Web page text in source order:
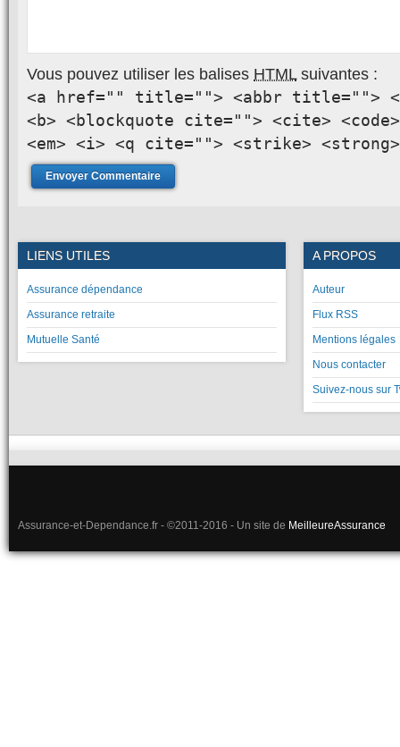
Vous pouvez utiliser les balises HTMLsuivantes :
<a href="" title=""> <abbr title="">
<b> <blockquote cite=""> <cite>
<em> <i> <q cite=""> <strike> <strong>
LIENS UTILES
Assurance dépendance
Assurance retraite
Mutuelle Santé
A PROPOS
Auteur
Flux RSS
Mentions légales
Nous contacter
Suivez-nous sur
Assurance-et-Dependance.fr - ©2011-2016 - Un site de MeilleureAssurance